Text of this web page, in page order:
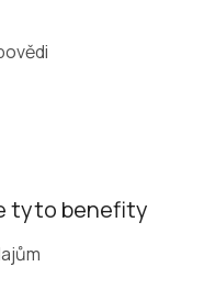
tyto benefity